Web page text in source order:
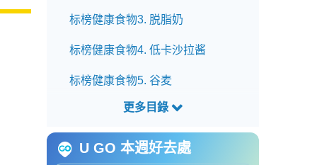
标榜健康食物3. 脱脂奶
标榜健康食物4. 低卡沙拉酱
标榜健康食物5. 谷麦
标榜健康食物6. 能量棒
标榜健康食物7. 蔬果奶昔
U GO 本週好去處